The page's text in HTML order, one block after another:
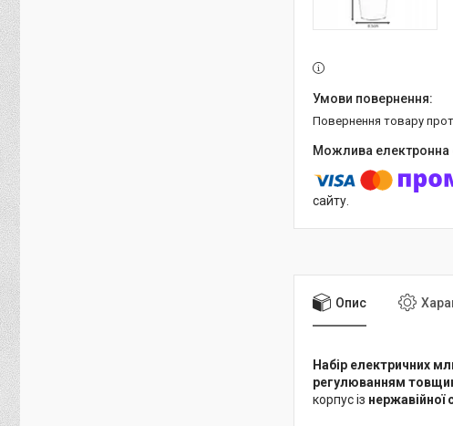
повернення товару
сайту.
Опис
Набір електричних
регулюванням
корпус із нержавійної